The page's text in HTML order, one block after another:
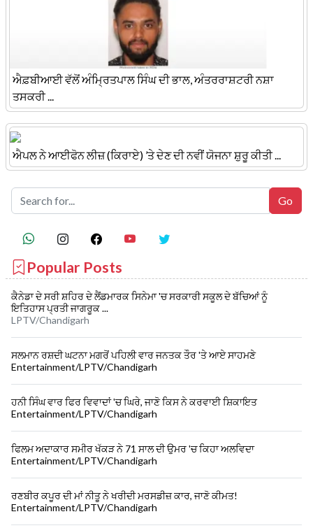
ਐਫ਼ਬੀਆਈ ਵੱਲੋਂ ਅੰਮ੍ਰਿਤਪਾਲ ਸਿੰਘ ਦੀ ਭਾਲ, ਅੰਤਰਰਾਸ਼ਟਰੀ ਨਸ਼ਾ
ਤਸਕਰੀ ...
ਐਪਲ ਨੇ ਆਈਫੋਨ ਲੀਜ਼ (ਕਿਰਾਏ) ’ਤੇ ਦੇਣ ਦੀ ਨਵੀਂ ਯੋਜਨਾ ਸ਼ੁਰੂ ਕੀਤੀ ...
Popular Posts
ਕੈਨੇਡਾ ਦੇ ਸਰੀ ਸ਼ਹਿਰ ਦੇ ਲੈਂਡਮਾਰਕ ਸਿਨੇਮਾ 'ਚ ਸਰਕਾਰੀ ਸਕੂਲ ਦੇ ਬੱਚਿਆਂ ਨੂੰ
ਇਤਿਹਾਸ ਪ੍ਰਤੀ ਜਾਗਰੂਕ ...
LPTV/Chandigarh
ਸਲਮਾਨ ਰਸ਼ਦੀ ਘਟਨਾ ਮਗਰੋਂ ਪਹਿਲੀ ਵਾਰ ਜਨਤਕ ਤੌਰ 'ਤੇ ਆਏ ਸਾਹਮਣੇ
Entertainment/LPTV/Chandigarh
ਹਨੀ ਸਿੰਘ ਵਾਰ ਫਿਰ ਵਿਵਾਦਾਂ 'ਚ ਘਿਰੇ, ਜਾਣੋ ਕਿਸ ਨੇ ਕਰਵਾਈ ਸ਼ਿਕਾਇਤ
Entertainment/LPTV/Chandigarh
ਫਿਲਮ ਅਦਾਕਾਰ ਸਮੀਰ ਖੱਕੜ ਨੇ 71 ਸਾਲ ਦੀ ਉਮਰ 'ਚ ਕਿਹਾ ਅਲਵਿਦਾ
Entertainment/LPTV/Chandigarh
ਰਣਬੀਰ ਕਪੂਰ ਦੀ ਮਾਂ ਨੀਤੂ ਨੇ ਖਰੀਦੀ ਮਰਸਡੀਜ਼ ਕਾਰ, ਜਾਣੋ ਕੀਮਤ!
Entertainment/LPTV/Chandigarh